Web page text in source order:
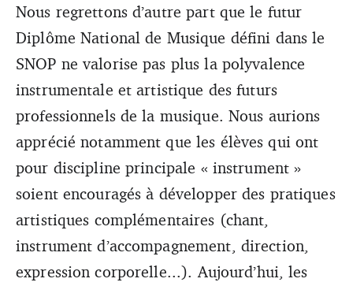
Nous regrettons d’autre part que le futur
Diplôme National de Musique défini dans le
SNOP ne valorise pas plus la polyvalence
instrumentale et artistique des futurs
professionnels de la musique. Nous aurions
apprécié notamment que les élèves qui ont
pour discipline principale « instrument »
soient encouragés à développer des pratiques
artistiques complémentaires (chant,
instrument d’accompagnement, direction,
expression corporelle...). Aujourd’hui, les